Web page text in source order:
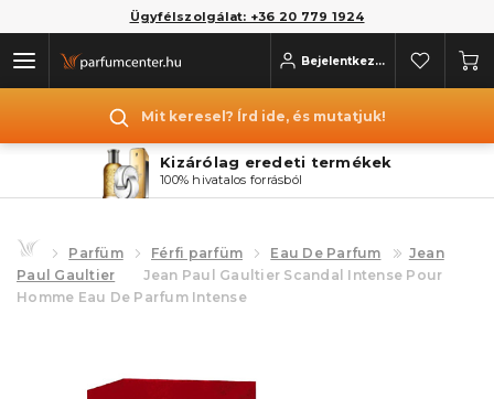
Ügyfélszolgálat: +36 20 779 1924
Bejelentkezés
Mit keresel? Írd ide, és mutatjuk!
Kizárólag eredeti termékek
100% hivatalos forrásból
Parfüm Férfi parfüm Eau De Parfum
Jean
Paul Gaultier
Jean Paul Gaultier Scandal Intense Pour
Homme Eau De Parfum Intense